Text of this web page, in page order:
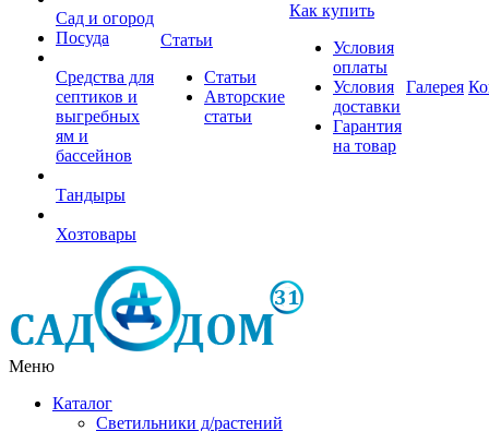
Сад и огород
Посуда
Средства для
септиков и
выгребных
ям и
бассейнов
Тандыры
Хозтовары
Статьи
Статьи
Авторские
статьи
Как купить
Условия
оплаты
Условия
доставки
Гарантия
на товар
Галерея
Меню
Каталог
Светильники д/растений